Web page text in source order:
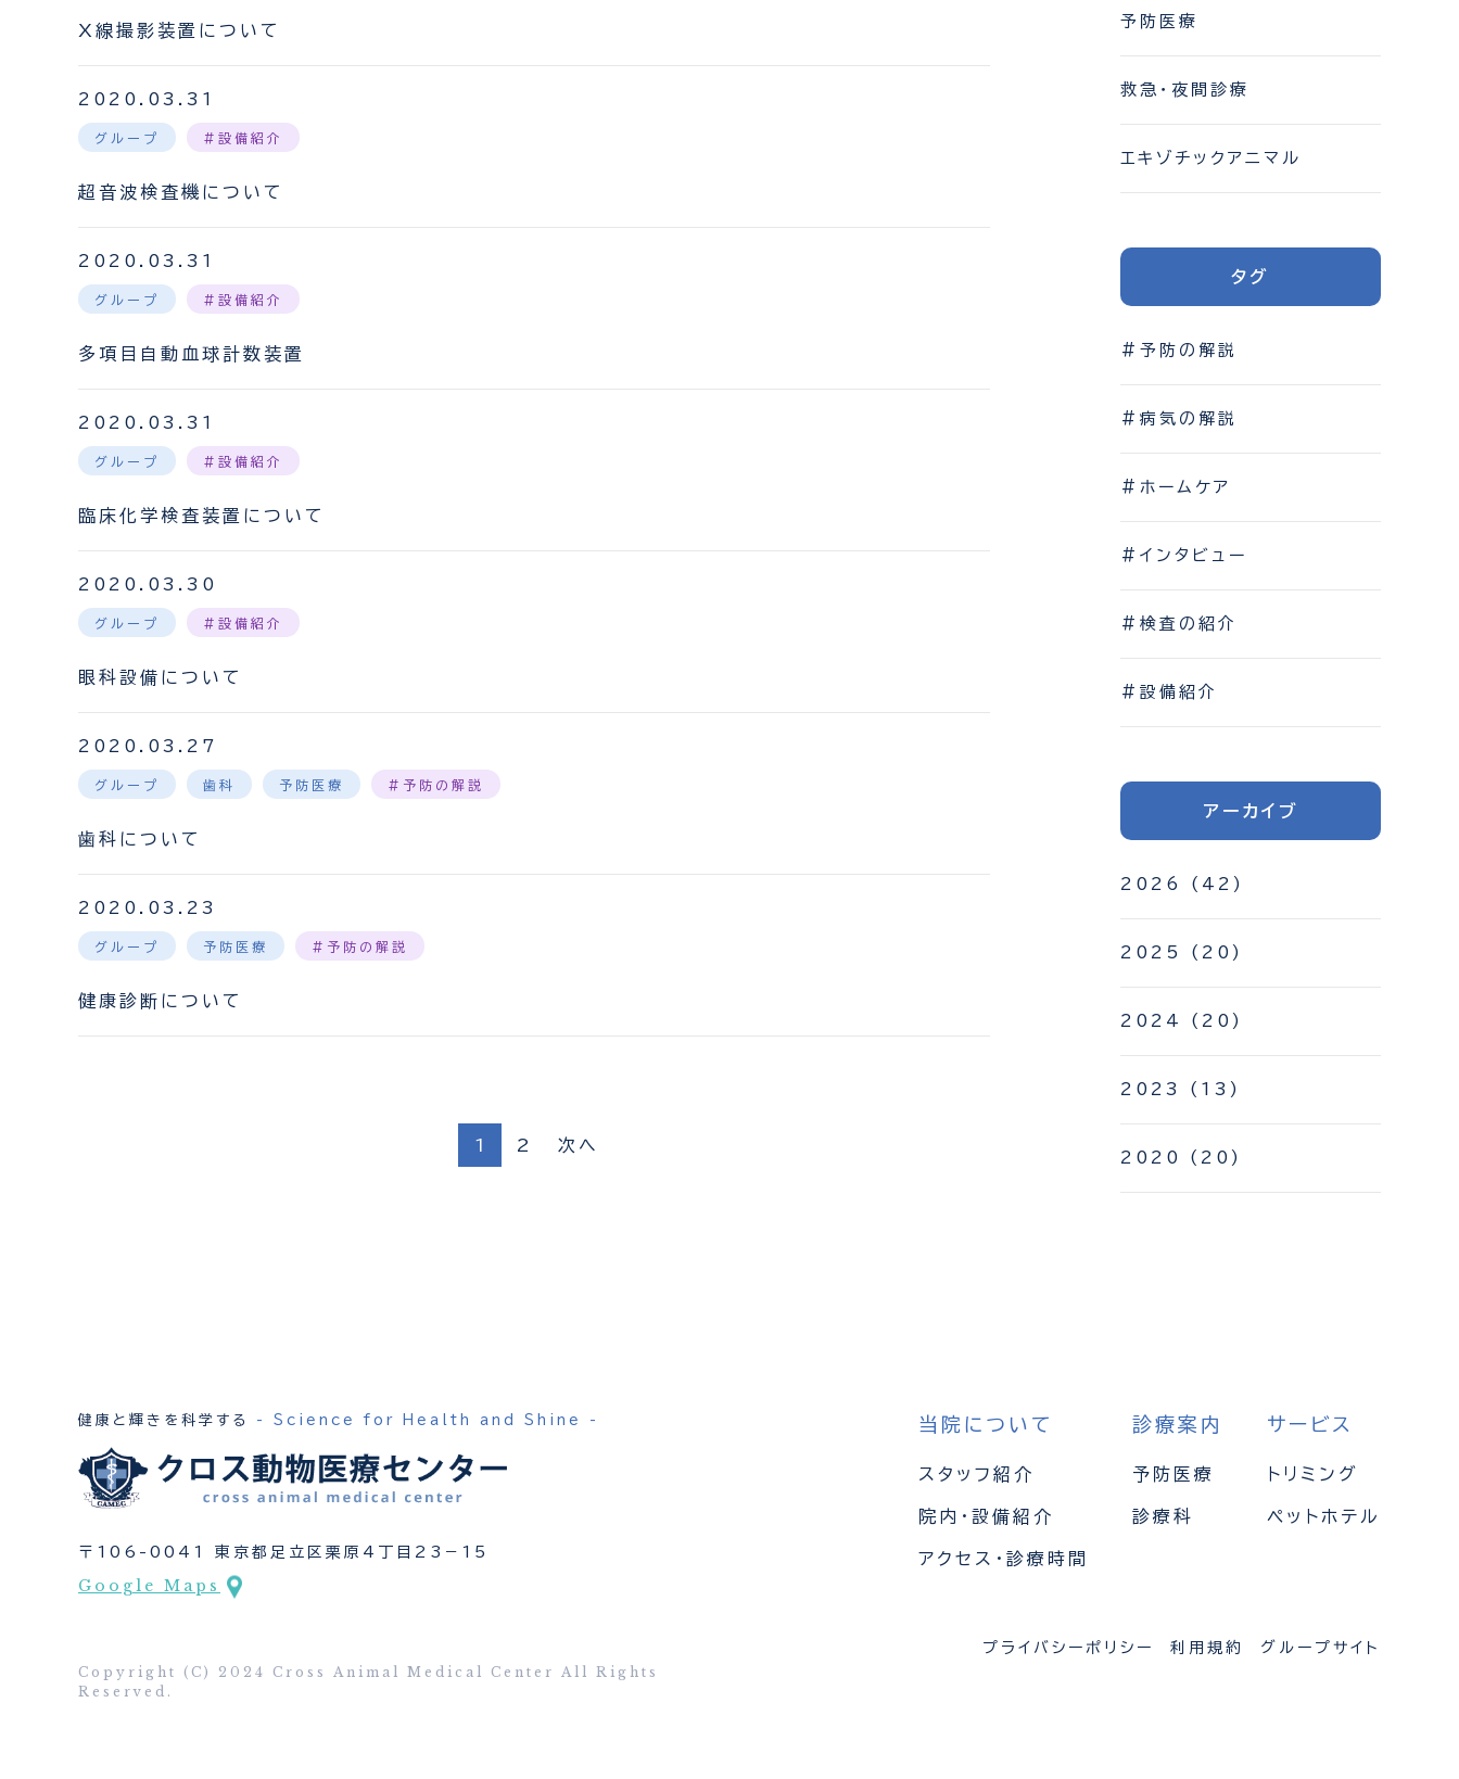
X線撮影装置について
2020.03.31
グループ #設備紹介
超音波検査機について
2020.03.31
グループ #設備紹介
多項目自動血球計数装置
2020.03.31
グループ #設備紹介
臨床化学検査装置について
2020.03.30
グループ #設備紹介
眼科設備について
2020.03.27
グループ 歯科 予防医療 #予防の解説
歯科について
2020.03.23
グループ 予防医療 #予防の解説
健康診断について
1 2 次へ
予防医療
救急・夜間診療
エキゾチックアニマル
タグ
#予防の解説
#病気の解説
#ホームケア
#インタビュー
#検査の紹介
#設備紹介
アーカイブ
2026 (42)
2025 (20)
2024 (20)
2023 (13)
2020 (20)
健康と輝きを科学する - Science for Health and Shine -
〒106-0041 東京都足立区栗原4丁目23−15
Google Maps
Copyright (C) 2024 Cross Animal Medical Center All Rights
Reserved.
当院について
スタッフ紹介
院内・設備紹介
アクセス・診療時間
診療案内
予防医療
診療科
サービス
トリミング
ペットホテル
プライバシーポリシー 利用規約 グループサイト